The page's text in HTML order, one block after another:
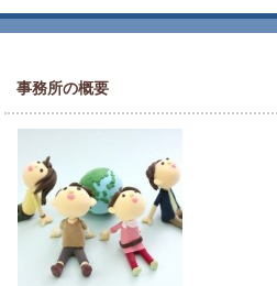
事務所の概要